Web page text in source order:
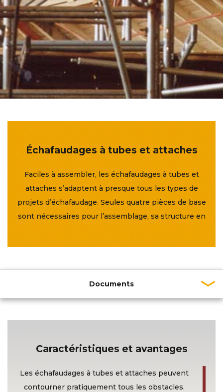
Échafaudages à tubes et attaches
Faciles à assembler, les échafaudages à tubes et
attaches s’adaptent à presque tous les types de
projets d’échafaudage. Seules quatre pièces de base
sont nécessaires pour l’assemblage, sa structure en
Documents
Caractéristiques et avantages
Les échafaudages à tubes et attaches peuvent
contourner pratiquement tous les obstacles.